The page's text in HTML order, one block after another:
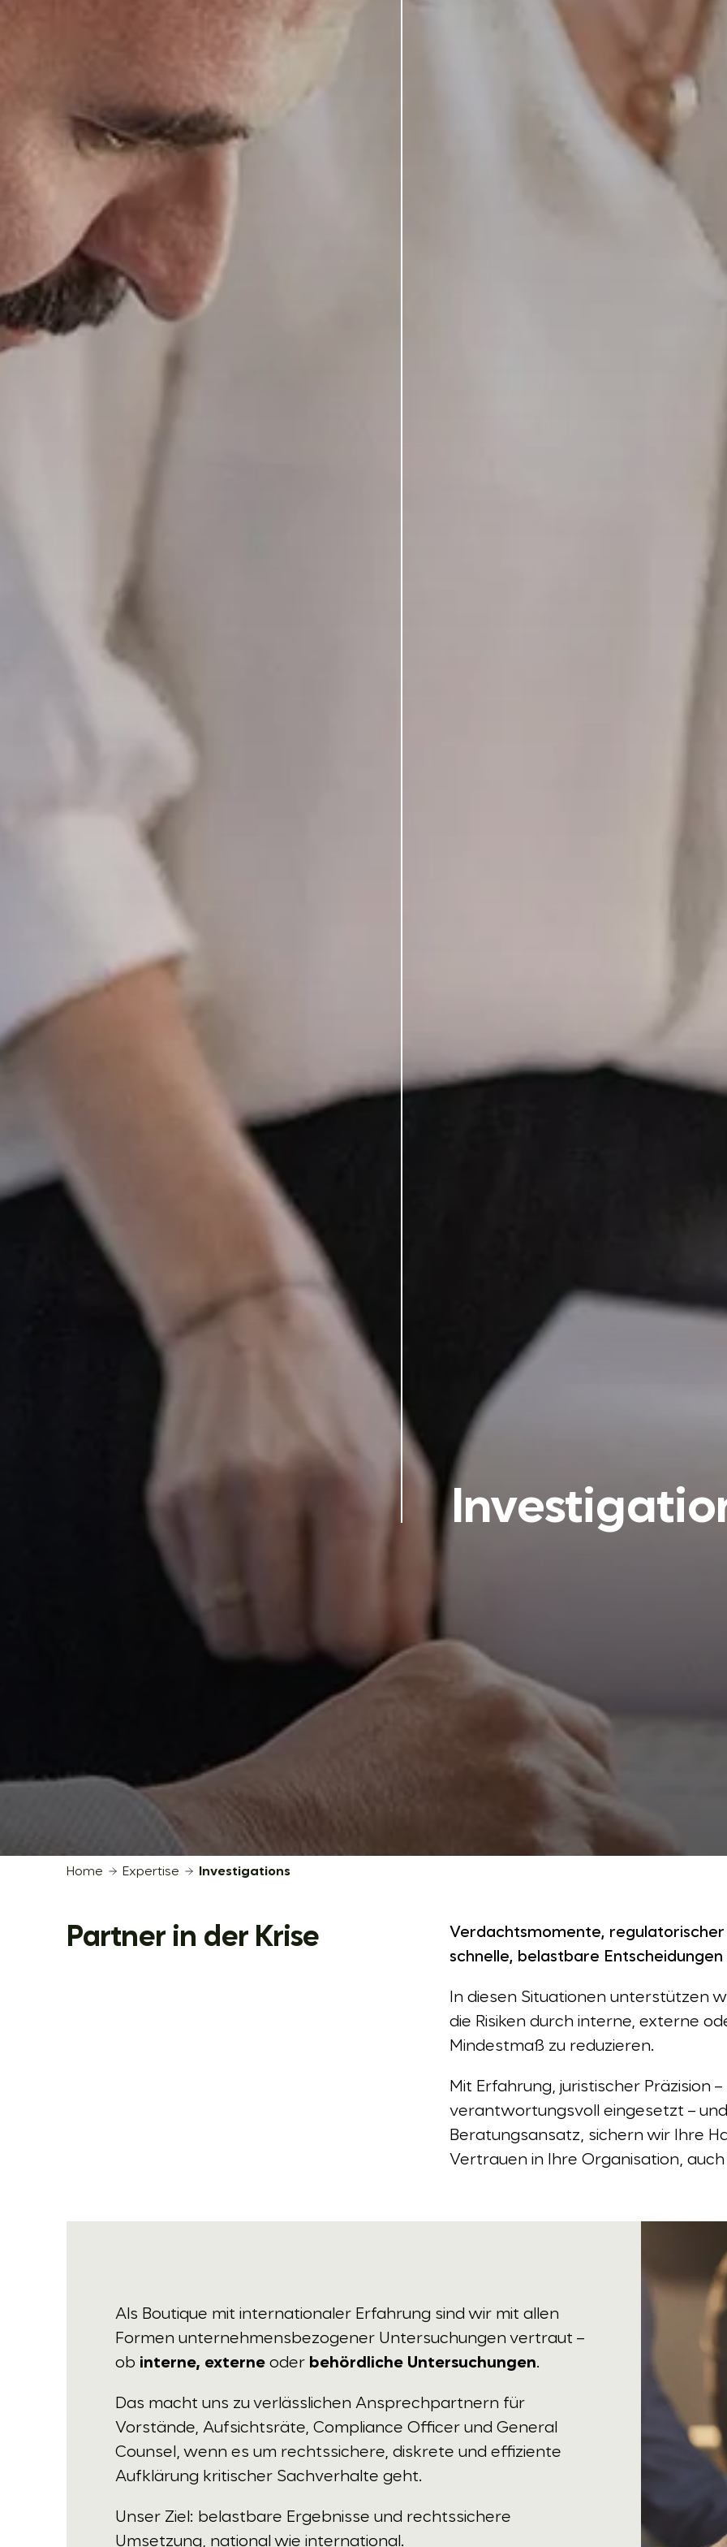
Home Expertise Investigations
Partner in der Krise
Verdachtsmomente,
schnelle, belastbare
In diesen Situationen unterstützen
die Risiken durch interne, externe
Mindestmaß zu reduzieren.
Mit Erfahrung, juristischer Präzision
verantwortungsvoll eingesetzt –
Beratungsansatz, sichern wir Ihre
Vertrauen in Ihre Organisation, auch
Als Boutique mit internationaler Erfahrung sind wir mit allen
Formen unternehmensbezogener Untersuchungen vertraut –
ob interne, externe oder behördliche Untersuchungen.
Das macht uns zu verlässlichen Ansprechpartnern für
Vorstände, Aufsichtsräte, Compliance Officer und General
Counsel, wenn es um rechtssichere, diskrete und effiziente
Aufklärung kritischer Sachverhalte geht.
Unser Ziel: belastbare Ergebnisse und rechtssichere
Umsetzung, national wie international.